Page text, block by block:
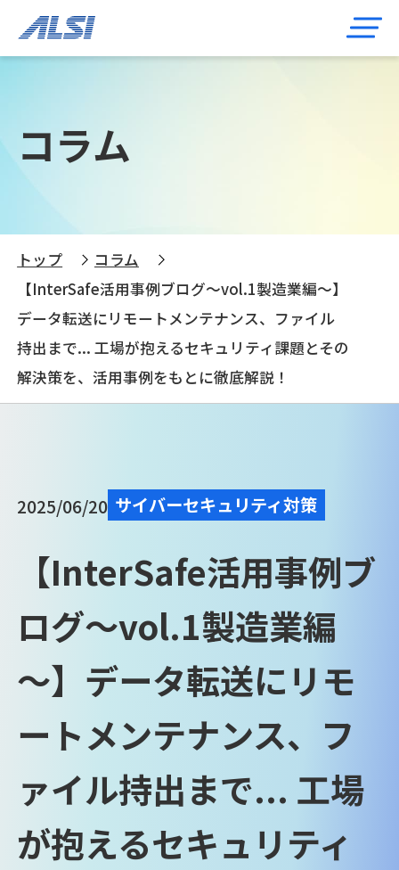
コラム
トップ
コラム
【InterSafe活用事例ブログ～vol.1製造業編～】
データ転送にリモートメンテナンス、ファイル
持出まで... 工場が抱えるセキュリティ課題とその
解決策を、活用事例をもとに徹底解説！
2025/06/20 サイバーセキュリティ対策
【InterSafe活用事例ブ
ログ～vol.1製造業編
～】データ転送にリモ
ートメンテナンス、フ
ァイル持出まで... 工場
が抱えるセキュリティ